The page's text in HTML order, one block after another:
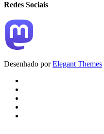
Redes Sociais
Desenhado porElegant Themes